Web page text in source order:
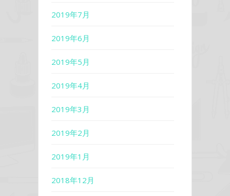
2019年7月
2019年6月
2019年5月
2019年4月
2019年3月
2019年2月
2019年1月
2018年12月